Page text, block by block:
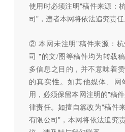
使用时必须注明"稿件来源：
司"，违者本网将依法追究责任
② 本网未注明"稿件来源：
司 "的文/图等稿件均为转载
多信息之目的，并不意味着
的真实性。如其他媒体、网
用，必须保留本网注明的"稿
律责任。如擅自篡改为"稿件
有限公司"，本网将依法追究